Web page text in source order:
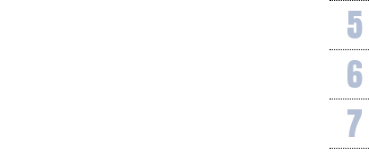
5
6
7